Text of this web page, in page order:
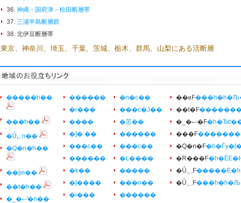
36. 神縄・国府津－松田断層帯
37. 三浦半島断層群
38. 北伊豆断層帯
東京、神奈川、埼玉、千葉、茨城、栃木、群馬、山梨にある活断層
�����̒n��
���̒n��
�Ȗ؂̒n��
�Q�n�̒n��
��ʂ̒n��
��t�̒n��
�_�ސ�̒n��
������
�r���
����
�]�ː��
���c��
������
�k��
�]����
�i���
�n�c��
���c�J��
�䓌��
������
���c��
�L����
�����
���n��
������
��ʁF
��t�F
�_�ސ�F
���F
�Q�n�F
�R���F
�Ȗ؁F
�Ȗ؁F